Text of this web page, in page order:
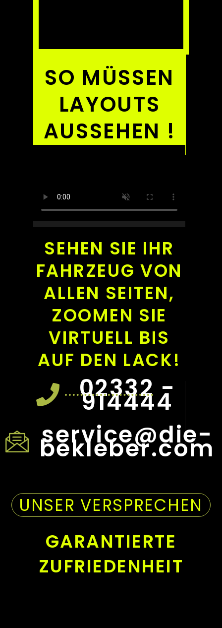
SO MÜSSEN
LAYOUTS
AUSSEHEN !
SEHEN SIE IHR
FAHRZEUG VON
ALLEN SEITEN,
ZOOMEN SIE
VIRTUELL BIS
AUF DEN LACK!
02332 -
914444
service@die-
bekleber.com
UNSER VERSPRECHEN
GARANTIERTE
ZUFRIEDENHEIT